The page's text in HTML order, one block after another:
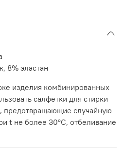
8% эластан
изделия комбинированных
салфетки для стирки
случайную
t не более 30°C, отбеливание